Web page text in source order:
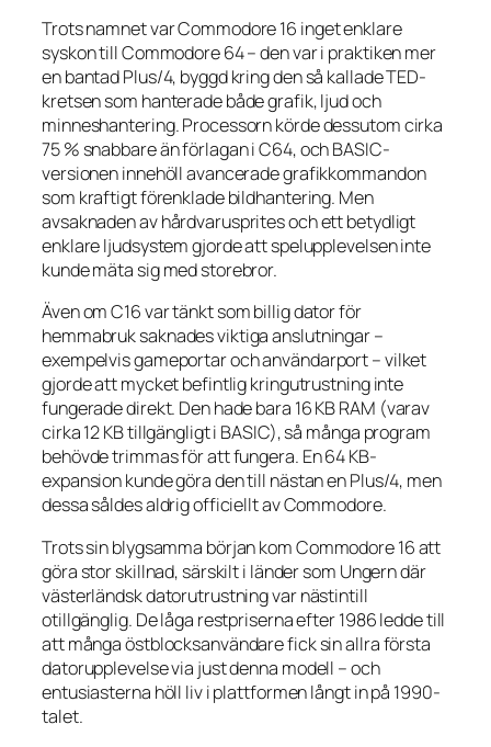
Trots namnet var Commodore 16 inget enklare
syskon till Commodore 64 – den var i praktiken mer
en bantad Plus/4, byggd kring den så kallade TED-
kretsen som hanterade både grafik, ljud och
minneshantering. Processorn körde dessutom cirka
75 % snabbare än förlagan i C64, och BASIC-
versionen innehöll avancerade grafikkommandon
som kraftigt förenklade bildhantering. Men
avsaknaden av hårdvarusprites och ett betydligt
enklare ljudsystem gjorde att spelupplevelsen inte
kunde mäta sig med storebror.
Även om C16 var tänkt som billig dator för
hemmabruk saknades viktiga anslutningar –
exempelvis gameportar och användarport – vilket
gjorde att mycket befintlig kringutrustning inte
fungerade direkt. Den hade bara 16 KB RAM (varav
cirka 12 KB tillgängligt i BASIC), så många program
behövde trimmas för att fungera. En 64 KB-
expansion kunde göra den till nästan en Plus/4, men
dessa såldes aldrig officiellt av Commodore.
Trots sin blygsamma början kom Commodore 16 att
göra stor skillnad, särskilt i länder som Ungern där
västerländsk datorutrustning var nästintill
otillgänglig. De låga restpriserna efter 1986 ledde till
att många östblocksanvändare fick sin allra första
datorupplevelse via just denna modell – och
entusiasterna höll liv i plattformen långt in på 1990-
talet.